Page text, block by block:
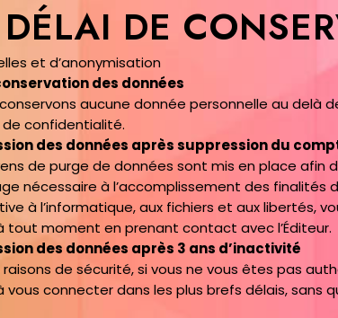
DE
et d’anonymisation
des données
aucune donnée personnelle au delà
de confidentialité.
des données après suppression du
de purge de données sont mis en place afin
nécessaire à l’accomplissement des
à l’informatique, aux fichiers et aux libertés,
tout moment en prenant contact avec l’Éditeur.
des données après 3 ans d’inactivité
raisons de sécurité, si vous ne vous êtes pas
vous connecter dans les plus brefs délais, sans